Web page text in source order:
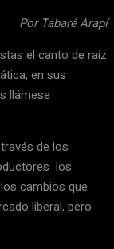
Por Tabaré Arapí
el canto de raíz
en sus
llámese
de los
los
cambios que
liberal, pero